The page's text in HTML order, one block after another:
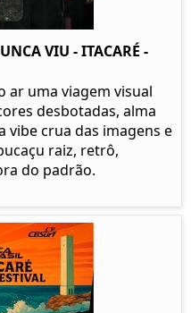
VIU - ITACARÉ -
ar uma viagem visual
desbotadas, alma
vibe crua das imagens e
raiz, retrô,
do padrão.